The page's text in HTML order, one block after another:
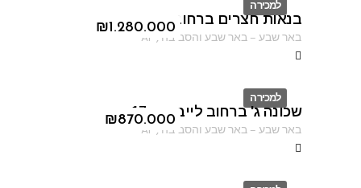
למכירה
ID
₪1.280.000
בנאות חצרים ברחוב נחום גוטמן
באר שבע–באר שבע והסביבה ,
AF
למכירה
ID
₪870.000
שכונה ג' ברחוב לייב יפה 17
באר שבע–באר שבע והסביבה ,
AF